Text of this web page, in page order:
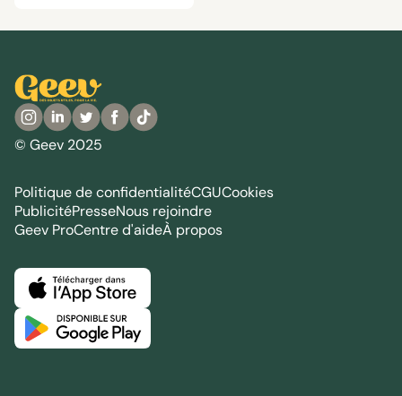
© Geev 2025
Politique de confidentialitéCGUCookies
PublicitéPresseNous rejoindre
Geev ProCentre d'aideÀ propos